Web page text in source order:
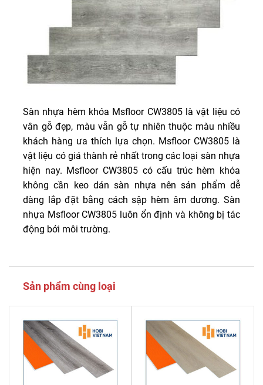
Sàn nhựa hèm khóa Msfloor CW3805 là vật liệu có
vân gỗ đẹp, màu vẫn gỗ tự nhiên thuộc màu nhiều
khách hàng ưa thích lựa chọn. Msfloor CW3805 là
vật liệu có giá thành rẻ nhất trong các loại sàn nhựa
hiện nay. Msfloor CW3805 có cấu trúc hèm khóa
không cần keo dán sàn nhựa nên sản phẩm dễ
dàng lắp đặt bằng cách sập hèm âm dương. Sàn
nhựa Msfloor CW3805 luôn ổn định và không bị tác
động bởi môi trường.
Sản phẩm cùng loại